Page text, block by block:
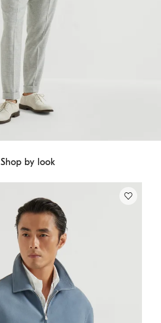
Shop by look